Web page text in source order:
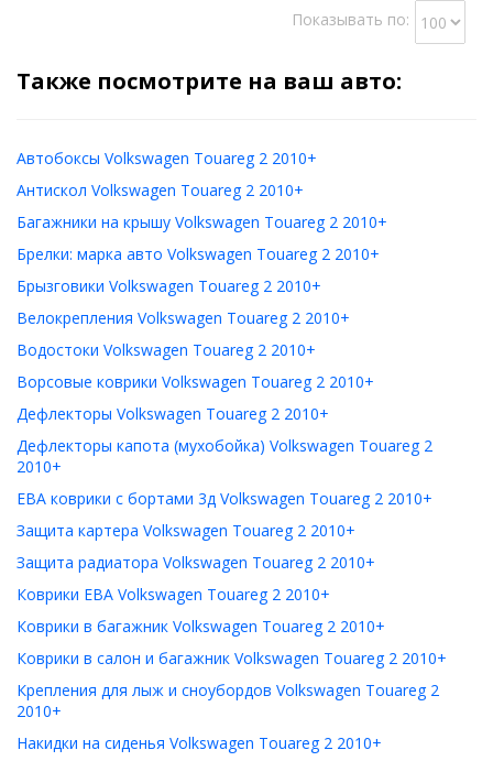
Показывать по:
Также посмотрите на ваш авто:
Автобоксы Volkswagen Touareg 2 2010+
Антискол Volkswagen Touareg 2 2010+
Багажники на крышу Volkswagen Touareg 2 2010+
Брелки: марка авто Volkswagen Touareg 2 2010+
Брызговики Volkswagen Touareg 2 2010+
Велокрепления Volkswagen Touareg 2 2010+
Водостоки Volkswagen Touareg 2 2010+
Ворсовые коврики Volkswagen Touareg 2 2010+
Дефлекторы Volkswagen Touareg 2 2010+
Дефлекторы капота (мухобойка) Volkswagen Touareg 2
2010+
ЕВА коврики с бортами 3д Volkswagen Touareg 2 2010+
Защита картера Volkswagen Touareg 2 2010+
Защита радиатора Volkswagen Touareg 2 2010+
Коврики ЕВА Volkswagen Touareg 2 2010+
Коврики в багажник Volkswagen Touareg 2 2010+
Коврики в салон и багажник Volkswagen Touareg 2 2010+
Крепления для лыж и сноубордов Volkswagen Touareg 2
2010+
Накидки на сиденья Volkswagen Touareg 2 2010+